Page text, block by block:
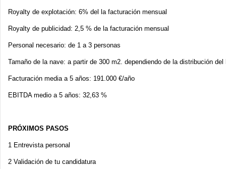
Royalty de explotación: 6% del la facturación mensual
Royalty de publicidad: 2,5 % de la facturación mensual
Personal necesario: de 1 a 3 personas
Tamaño de la nave: a partir de 300 m2. dependiendo de la distribución del
Facturación media a 5 años: 191.000 €/año
EBITDA medio a 5 años: 32,63 %
PRÓXIMOS PASOS
1 Entrevista personal
2 Validación de tu candidatura